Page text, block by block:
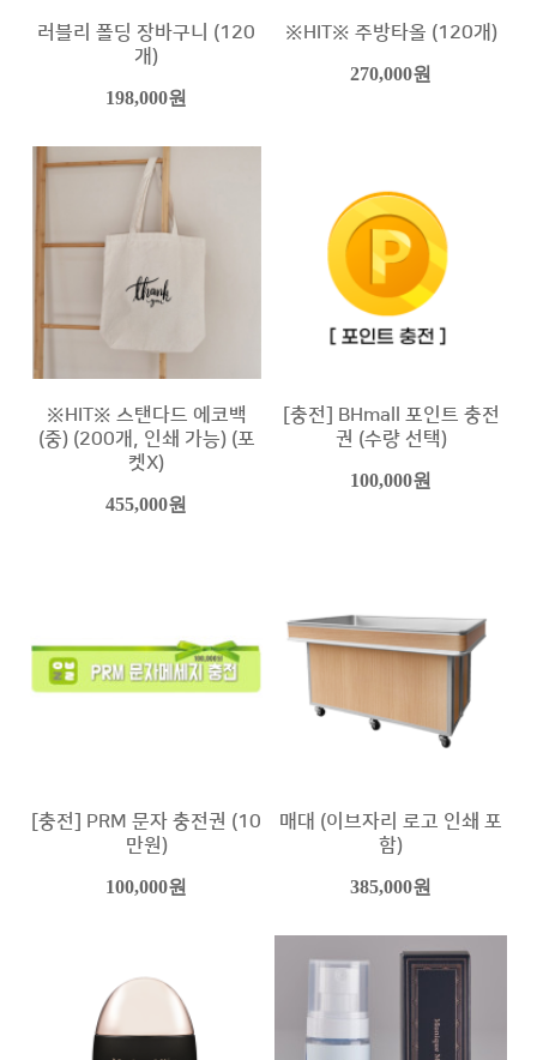
러블리 폴딩 장바구니 (120
개)
198,000원
※HIT※ 주방타올 (120개)
270,000원
※HIT※ 스탠다드 에코백
(중) (200개, 인쇄 가능) (포
켓X)
455,000원
[충전] BHmall 포인트 충전
권 (수량 선택)
100,000원
[충전] PRM 문자 충전권 (10
만원)
100,000원
매대 (이브자리 로고 인쇄 포
함)
385,000원